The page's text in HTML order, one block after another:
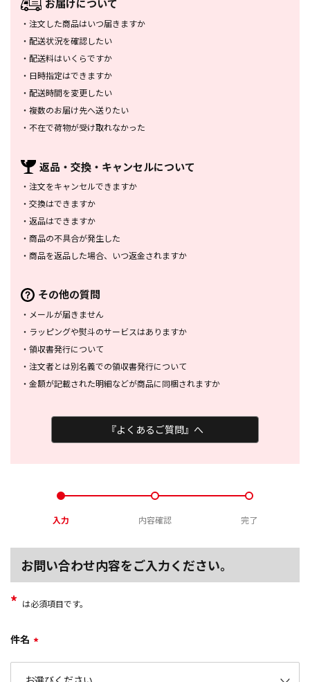
お届けについて
・ 注文した商品はいつ届きますか
・ 配送状況を確認したい
・ 配送料はいくらですか
・ 日時指定はできますか
・ 配送時間を変更したい
・ 複数のお届け先へ送りたい
・ 不在で荷物が受け取れなかった
返品・交換・ キャンセルについて
・ 注文をキャンセルできますか
・ 交換はできますか
・ 返品はできますか
・ 商品の不具合が発生した
・ 商品を返品した場合、 いつ返金されますか
その他の質問
・ メールが届きません
・ ラッピングや熨斗のサービスはありますか
・ 領収書発行について
・ 注文者とは別名義での領収書発行について
・ 金額が記載された明細などが商品に同梱されますか
『よくあるご質問』へ
入力 内容確認 完了
お問い合わせ内容をご入力ください。
* は必須項目です。
件名 *